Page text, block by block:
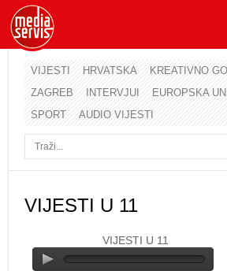
VIJESTI HRVATSKA
KREATIVNO
ZAGREB
INTERVJUI EUROPSKA
SPORT
AUDIO VIJESTI
VIJESTI U 11
VIJESTI U 11
Korisničko ime
Lozinka
Zaboravili ste lozinku?